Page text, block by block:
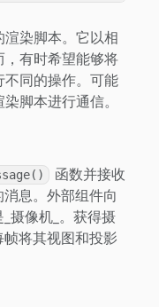
染脚本。它以相
有时希望能够将
同的操作。可能
脚本进行通信。
函数并接收
息。外部组件向
摄像机_。获得摄
将其视图和投影